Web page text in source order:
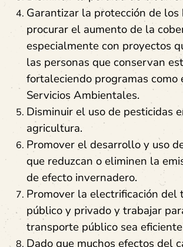
Garantizar la protección de los
procurar el aumento de la
especialmente con proyectos
las personas que conservan
fortaleciendo programas como
Servicios Ambientales.
Disminuir el uso de pesticidas
agricultura.
Promover el desarrollo y uso
que reduzcan o eliminen la
de efecto invernadero.
Promover la electrificación del
público y privado y trabajar
transporte público sea
Dado que muchos efectos del